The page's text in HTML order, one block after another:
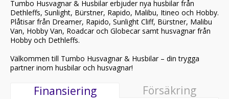
Tumbo Husvagnar & Husbilar erbjuder nya husbilar från
Dethleffs, Sunlight, Bürstner, Rapido, Malibu, Itineo och Hobby.
Plåtisar från Dreamer, Rapido, Sunlight Cliff, Bürstner, Malibu
Van, Hobby Van, Roadcar och Globecar samt husvagnar från
Hobby och Dethleffs.
Välkommen till Tumbo Husvagnar & Husbilar – din trygga
partner inom husbilar och husvagnar!
Finansiering Försäkring